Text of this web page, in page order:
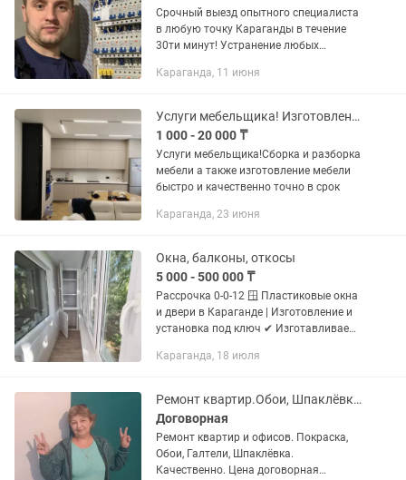
Срочный выезд опытного специалиста
в любую точку Караганды в течение
30ти минут! Устранение любых
электромонтажные работы любой
Стаж...
Караганда, 11 июня
Услуги мебельщика! Изготовления мебель под любую дизайн сборка разборка
1 000 - 20 000 ₸
Услуги мебельщика!Сборка и разборка
мебели а также изготовление мебели
быстро и качественно точно в срок
Караганда, 23 июня
Окна, балконы, откосы
5 000 - 500 000 ₸
Рассрочка 0-0-12 🪟 Пластиковые окна
и двери в Караганде | Изготовление и
установка под ключ ✔ Изготавливаем
блоки любых размеров. ✔ Работаем
Караганда, 18 июля
Ремонт квартир.Обои, Шпаклёвка, галтели, покраска.
Договорная
Ремонт квартир и офисов. Покраска,
Обои, Галтели, Шпаклёвка.
Качественно. Цена договорная